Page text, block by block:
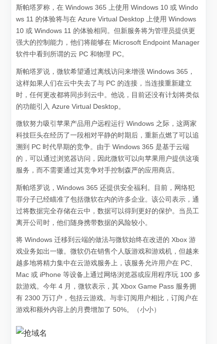
斯帕塔罗称，在 Windows 365 上使用 Windows 10 或 Windo
ws 11 的体验将与在 Azure Virtual Desktop 上使用 Windows
10 或 Windows 11 的体验相同。但新服务将为管理员提供更
强大的控制能力，他们将能够在 Microsoft Endpoint Manager
软件中看到所谓的云 PC 和物理 PC。
斯帕塔罗说，微软希望通过离线访问来增强 Windows 365，
这样如果人们在云中失去了与 PC 的连接，当连接重新建立
时，任何更改都将同步到云中。他说，目前还没有计划将类似
的功能引入 Azure Virtual Desktop。
微软努力吸引苹果产品用户远程运行 Windows 之际，这两家
科技巨头在经历了一段相对平静的时期后，重新点燃了可以追
溯到 PC 时代早期的竞争。由于 Windows 365 是基于云端
的，可以通过浏览器访问，因此微软可以向苹果用户提供这项
服务，而不需要通过其竞争对手控制森严的应用商店。
斯帕塔罗说，Windows 365 还提供安全福利。目前，网络犯
罪分子已经瞄准了包括微软在内的许多企业。该公司表示，通
过将数据完全存储在云中，数据可以得到更好的保护。当员工
离开公司时，他们随身携带数据的风险较小。
将 Windows 迁移到云端的做法与微软始终在改进的 Xbox 游
戏业务如出一辙。微软仍在销售个人版游戏和游戏机，但越来
越多地将精力集中在云游戏服务上，该服务允许用户在 PC、
Mac 或 iPhone 等设备上通过网络浏览器或应用程序玩 100 多
款游戏。今年 4 月，微软表示，其 Xbox Game Pass 服务拥
有 2300 万订户，包括云游戏。与非订阅用户相比，订阅户在
游戏和额外内容上的月费增加了 50%。（小小）